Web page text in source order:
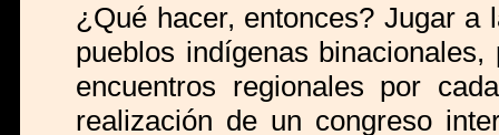
¿Qué hacer, entonces? Jugar
pueblos indígenas
encuentros regionales por
realización de un congreso